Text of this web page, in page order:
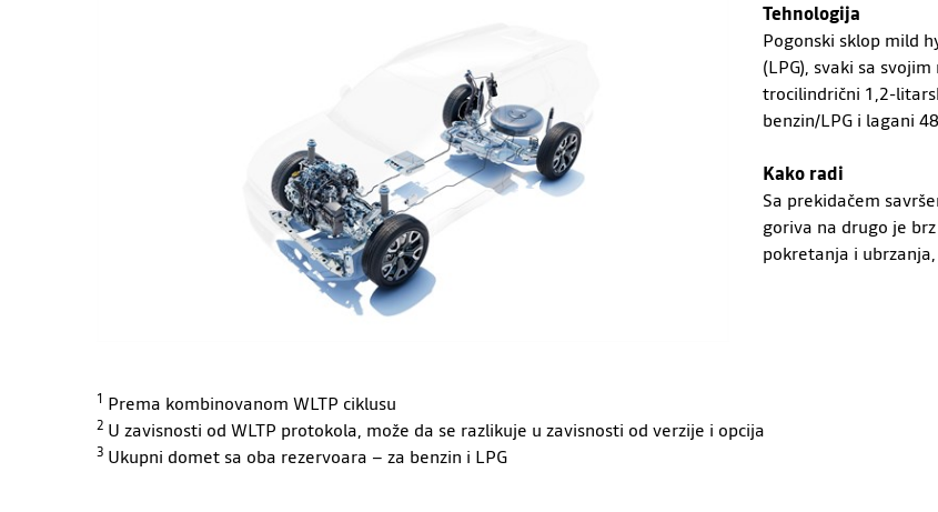
Tehnologija
Pogonski sklop mild
(LPG), svaki sa
trocilindrični 1,2-
benzin/LPG i lagani
Kako radi
Sa prekidačem
goriva na drugo je
pokretanja i
1 Prema kombinovanom WLTP ciklusu
2 U zavisnosti od WLTP protokola, može da se razlikuje u zavisnosti od verzije i opcija
3 Ukupni domet sa oba rezervoara – za benzin i LPG